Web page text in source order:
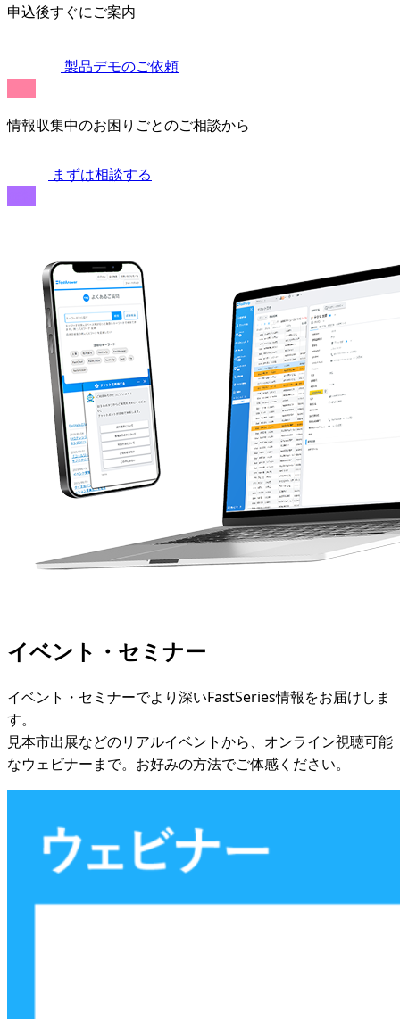
申込後すぐにご案内
製品デモのご依頼
情報収集中のお困りごとのご相談から
まずは相談する
イベント・セミナー
イベント・セミナーでより深いFastSeries情報をお届けしま
す。
見本市出展などのリアルイベントから、オンライン視聴可能
なウェビナーまで。お好みの方法でご体感ください。